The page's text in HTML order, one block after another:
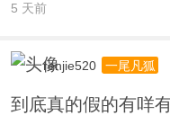
5 天前
renjie520 一尾凡狐
到底真的假的有咩